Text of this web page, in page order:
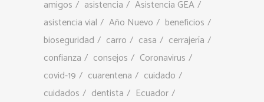
amigos
asistencia
Asistencia GEA
asistencia vial
Año Nuevo
beneficios
bioseguridad
carro casa
cerrajería
confianza
consejos
Coronavirus
covid-19
cuarentena
cuidado
cuidados
dentista
Ecuador